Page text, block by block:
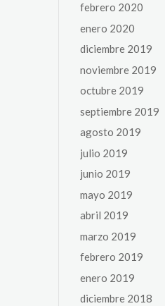
febrero 2020
enero 2020
diciembre 2019
noviembre 2019
octubre 2019
septiembre 2019
agosto 2019
julio 2019
junio 2019
mayo 2019
abril 2019
marzo 2019
febrero 2019
enero 2019
diciembre 2018